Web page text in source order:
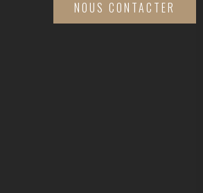
NOUS CONTACTER